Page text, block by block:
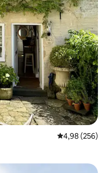
Gemiddelde
4,98 (256)